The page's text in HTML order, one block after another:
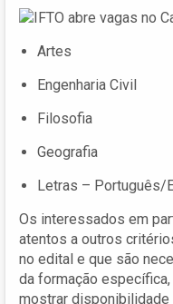
Artes
Engenharia Civil
Filosofia
Geografia
Letras – Português/
Os interessados em
atentos a outros
no edital e que são
da formação
mostrar disponibilidade